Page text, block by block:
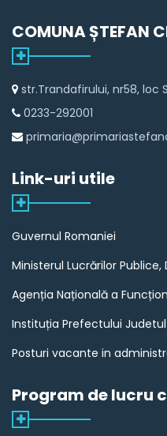
COMUNA ȘTEFAN
str.Trandafirului, nr58, loc
0233-292001
Link-uri utile
Guvernul Romaniei
Ministerul Lucrărilor Publice,
Agenția Națională a
Instituția Prefectului Judetul
Posturi vacante in
Program de lucru